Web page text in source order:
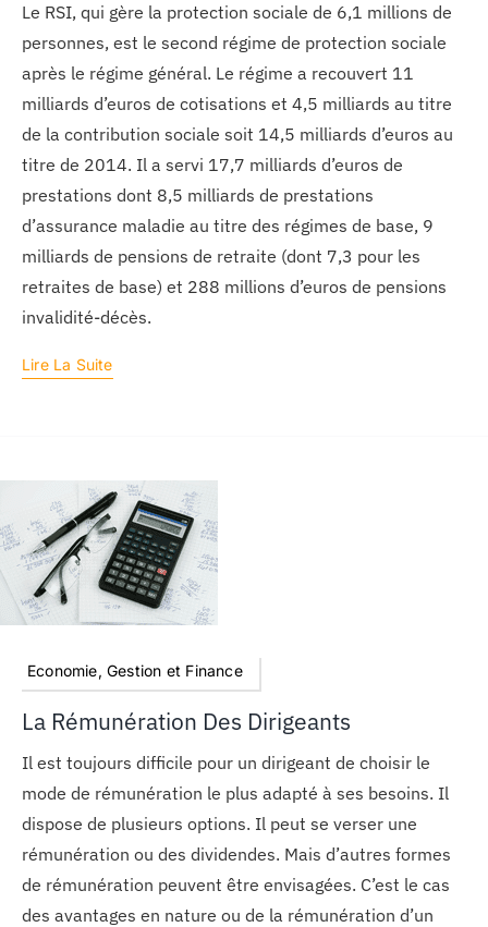
Le RSI, qui gère la protection sociale de 6,1 millions de
personnes, est le second régime de protection sociale
après le régime général. Le régime a recouvert 11
milliards d’euros de cotisations et 4,5 milliards au titre
de la contribution sociale soit 14,5 milliards d’euros au
titre de 2014. Il a servi 17,7 milliards d’euros de
prestations dont 8,5 milliards de prestations
d’assurance maladie au titre des régimes de base, 9
milliards de pensions de retraite (dont 7,3 pour les
retraites de base) et 288 millions d’euros de pensions
invalidité-décès.
Lire La Suite
Economie, Gestion et Finance
La Rémunération Des Dirigeants
Il est toujours difficile pour un dirigeant de choisir le
mode de rémunération le plus adapté à ses besoins. Il
dispose de plusieurs options. Il peut se verser une
rémunération ou des dividendes. Mais d’autres formes
de rémunération peuvent être envisagées. C’est le cas
des avantages en nature ou de la rémunération d’un